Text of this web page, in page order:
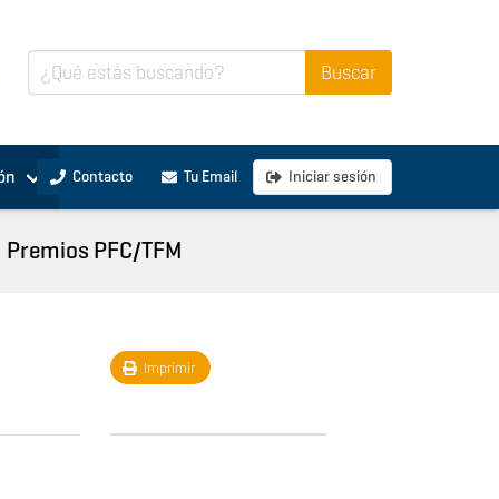
Contacto Tu Email Iniciar sesión
Premios PFC/TFM
Imprimir